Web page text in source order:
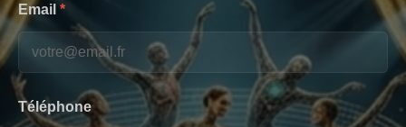
Email *
Téléphone